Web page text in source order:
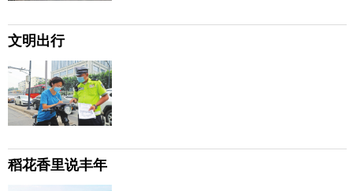
文明出行
稻花香里说丰年